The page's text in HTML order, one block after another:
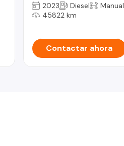
2023 Diesel
Manual
45822 km
Contactar ahora